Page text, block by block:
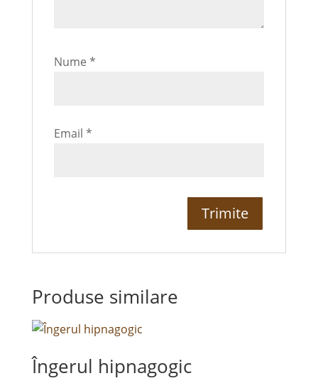
Nume *
Email *
Produse similare
Îngerul hipnagogic